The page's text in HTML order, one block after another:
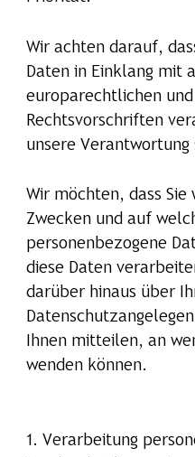
Wir achten darauf,
Daten in Einklang mit
europarechtlichen
Rechtsvorschriften
unsere Verantwortung
Wir möchten, dass Sie
Zwecken und auf
personenbezogene
diese Daten
darüber hinaus über
Ihnen mitteilen, an
wenden können.
1. Verarbeitung